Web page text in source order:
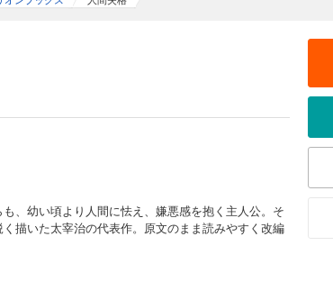
、幼い頃より人間に怯え、嫌悪感を抱く主人公。そ
描いた太宰治の代表作。原文のまま読みやすく改編